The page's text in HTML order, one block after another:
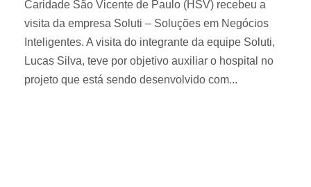
Caridade São Vicente de Paulo (HSV) recebeu a
visita da empresa Soluti – Soluções em Negócios
Inteligentes. A visita do integrante da equipe Soluti,
Lucas Silva, teve por objetivo auxiliar o hospital no
projeto que está sendo desenvolvido com...